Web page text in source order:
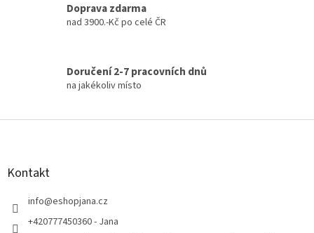
Doprava zdarma
nad 3900.-Kč po celé ČR
Doručení 2-7 pracovních dnů
na jakékoliv místo
Z
Kontakt
info@eshopjana.cz
+420777450360 - Jana